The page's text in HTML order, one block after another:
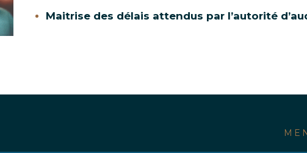
Maitrise des délais attendus par l’autorité